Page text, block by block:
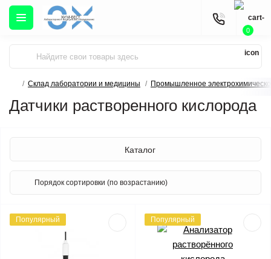
0
Склад лаборатории и медицины Промышленное
Датчики растворенного кислорода
Каталог
Популярный Популярный